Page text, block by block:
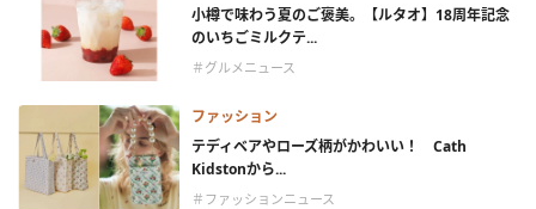
小樽で味わう夏のご褒美。【ルタオ】18周年記念
のいちごミルクテ...
＃グルメニュース
ファッション
テディベアやローズ柄がかわいい！ Cath
Kidstonから...
＃ファッションニュース